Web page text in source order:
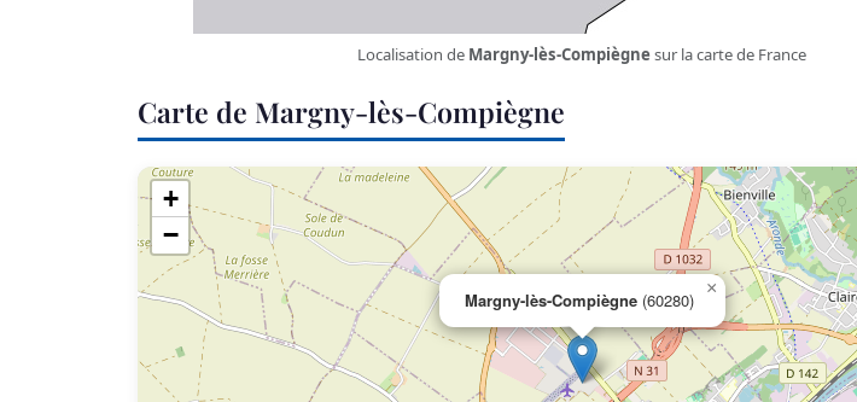
Localisation de Margny-lès-Compiègnesur la carte de France
Carte de Margny-lès-Compiègne
Margny-lès-Compiègne (60280)
×
+
−